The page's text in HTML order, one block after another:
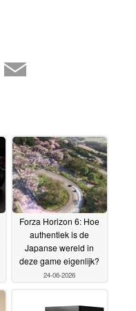
Forza Horizon 6: Hoe
authentiek is de
Japanse wereld in
deze game eigenlijk?
24-06-2026